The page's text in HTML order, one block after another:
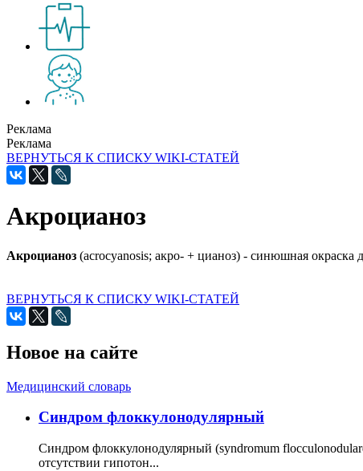
Реклама
Реклама
ВЕРНУТЬСЯ К СПИСКУ WIKI-СТАТЕЙ
Акроцианоз
Акроцианоз (acrocyanosis; акро- + цианоз) - синюшная окраска
ВЕРНУТЬСЯ К СПИСКУ WIKI-СТАТЕЙ
Новое на сайте
Медицинский словарь
Cиндром флоккулонодулярный
Синдром флоккулонодулярный (syndromum
отсутствии гипотон...